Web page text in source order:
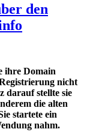
den
ihre Domain
nicht
darauf stellte sie
die alten
startete ein
nahm.